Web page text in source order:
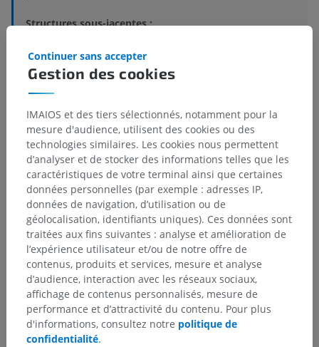
Structures sous-jacentes :
Sutures crâniennes
Syndesmose dento-alvéolaire
Anatomie humaine 1
Traductions
Vous avez vu une erreur ?
N’hésitez pas à nous suggérer une correction, une
traduction, une amélioration de contenu.
Signaler un problème
Gestion des cookies
Continuer sans accepter
IMAIOS et des tiers sélectionnés, notamment pour la
mesure d'audience, utilisent des cookies ou des
technologies similaires. Les cookies nous permettent
d’analyser et de stocker des informations telles que les
caractéristiques de votre terminal ainsi que certaines
données personnelles (par exemple : adresses IP,
données de navigation, d’utilisation ou de
géolocalisation, identifiants uniques). Ces données sont
traitées aux fins suivantes : analyse et amélioration de
l’expérience utilisateur et/ou de notre offre de
contenus, produits et services, mesure et analyse
d’audience, interaction avec les réseaux sociaux,
affichage de contenus personnalisés, mesure de
performance et d’attractivité du contenu. Pour plus
d'informations, consultez notre politique de
confidentialité.